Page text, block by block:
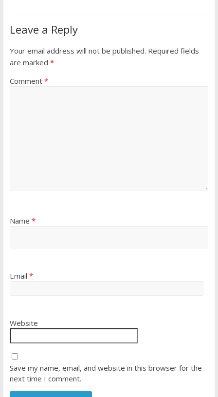
Leave a Reply
Your email address will not be published. Required fields
are marked *
Comment *
Name *
Email *
Website
Save my name, email, and website in this browser for the
next time I comment.